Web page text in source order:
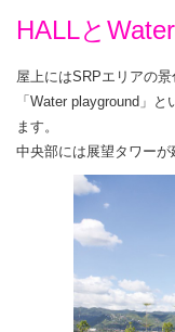
HALLと
屋上にはSRPエリアの景
「Water playground」
ます。
中央部には展望タワーが